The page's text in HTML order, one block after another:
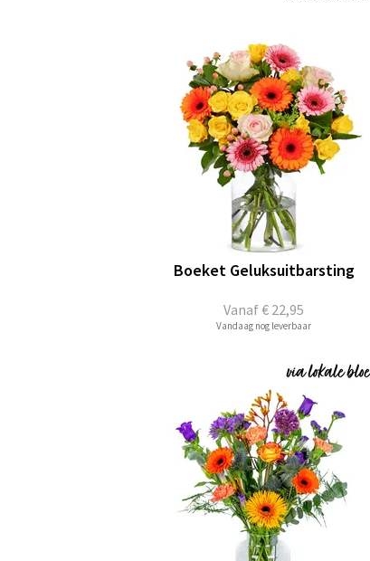
Vanaf€ 22,95
Boeket Geluksuitbarsting
Vandaag nog leverbaar